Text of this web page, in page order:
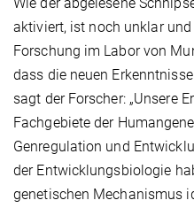
aktiviert, ist noch unklar
Forschung im Labor von
dass die neuen
sagt der Forscher: „Unsere
Fachgebiete der
Genregulation und
der Entwicklungsbiologie
genetischen Mechanismus